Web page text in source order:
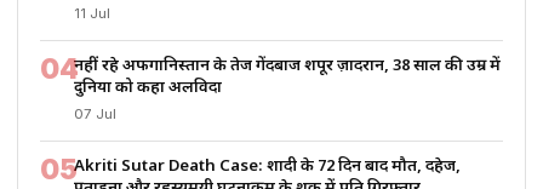
11 Jul
04नहीं रहे अफगानिस्तान के तेज गेंदबाज शपूर ज़ादरान, 38 साल की उम्र में
दुनिया को कहा अलविदा
07 Jul
05Akriti Sutar Death Case: शादी के 72 दिन बाद मौत, दहेज,